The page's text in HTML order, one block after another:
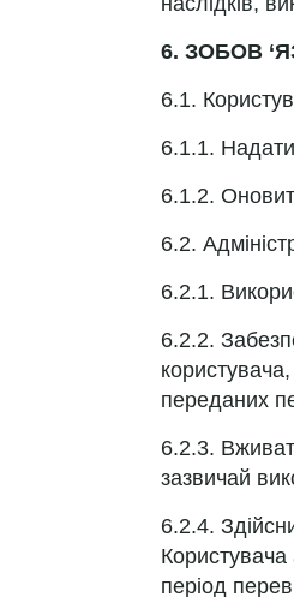
6. ЗОБОВ
6.1.
6.1.1.
6.1.2.
6.2.
6.2.1.
6.2.2.
переданих
6.2.3.
зазвичай
6.2.4.
Користувача
період